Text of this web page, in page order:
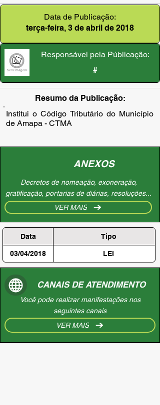
Data de Publicação:
terça-feira, 3 de abril de 2018
Responsável pela Públicação:
#
Resumo da Publicação:
Institui o Código Tributário do Município
de Amapa - CTMA
ANEXOS
Decretos de nomeação, exoneração,
gratificação, portarias de diárias, resoluções...
VER MAIS
Data Tipo
03/04/2018 LEI
CANAIS DE ATENDIMENTO
Você pode realizar manifestações nos
seguintes canais
VER MAIS